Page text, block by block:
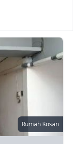
Rumah Kosan